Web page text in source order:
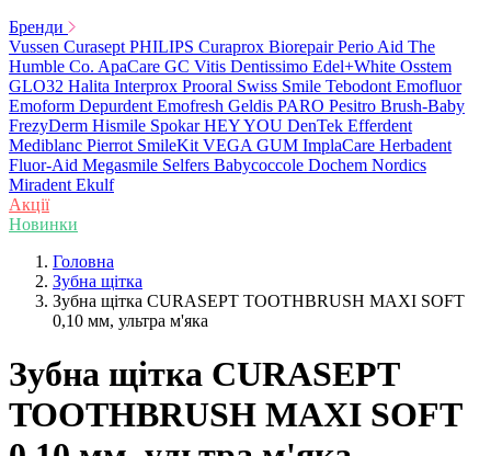
Бренди
Vussen Curasept PHILIPS Curaprox Biorepair Perio Aid The
Humble Co. ApaCare GC Vitis Dentissimo Edel+White Osstem
GLO32 Halita Interprox Prooral Swiss Smile Tebodont Emofluor
Emoform Depurdent Emofresh Geldis PARO Pesitro Brush-Baby
FrezyDerm Hismile Spokar HEY YOU DenTek Efferdent
Mediblanc Pierrot SmileKit VEGA GUM ImplaCare Herbadent
Fluor-Aid Megasmile Selfers Babycoccole Dochem Nordics
Miradent Ekulf
Акції
Новинки
Головна
Зубна щітка
Зубна щітка CURASEPT TOOTHBRUSH MAXI SOFT
0,10 мм, ультра м'яка
Зубна щітка CURASEPT
TOOTHBRUSH MAXI SOFT